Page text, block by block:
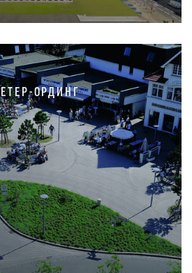
ОРДИНГ